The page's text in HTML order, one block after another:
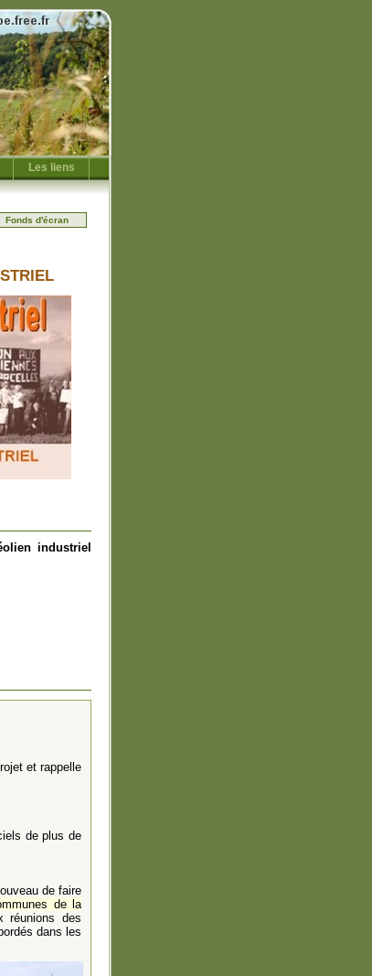
Les liens
Fonds d'écran
industriel
et rappelle
de plus de
de faire
de la
réunions des
dans les